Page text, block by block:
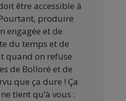
être accessible à
produire
engagée et de
du temps et de
quand on refuse
de Bolloré et de
que ça dure ! Ça
tient qu’à vous :